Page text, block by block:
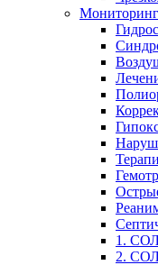
1.
2.